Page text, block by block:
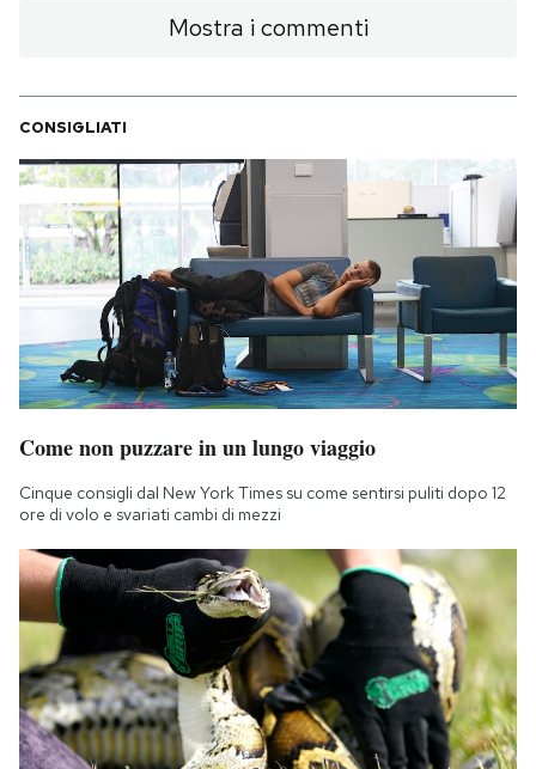
Mostra i commenti
CONSIGLIATI
Come non puzzare in un lungo viaggio
Cinque consigli dal New York Times su come sentirsi puliti dopo 12
ore di volo e svariati cambi di mezzi